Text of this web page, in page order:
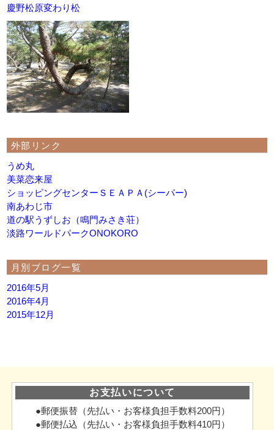
慶野松原変わり松
外部リンク
うめ丸
美菜恋来屋
ショッピングセンターＳＥＡＰＡ(シーパー)
南あわじ市
道の駅うずしお（鳴門みさき荘）
淡路ワールドパークONOKORO
月別ブログ一覧
2016年5月
2016年4月
2015年12月
お支払いについて
●郵便振替（先払い・お客様負担手数料200円）
●郵便払込（先払い・お客様負担手数料410円）